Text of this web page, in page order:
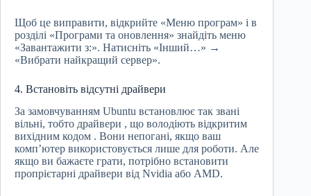
Щоб це виправити, відкрийте «Меню програм» і в
розділі «Програми та оновлення» знайдіть меню
«Завантажити з:». Натисніть «Інший…» →
«Вибрати найкращий сервер».
4. Встановіть відсутні драйвери
За замовчуванням Ubuntu встановлює так звані
вільні, тобто драйвери , що володіють відкритим
вихідним кодом . Вони непогані, якщо ваш
комп’ютер використовується лише для роботи. Але
якщо ви бажаєте грати, потрібно встановити
пропрієтарні драйвери від Nvidia або AMD.